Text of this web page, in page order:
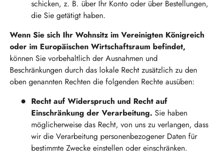
schicken, z. B. über Ihr Konto oder über Bestellungen,
die Sie getätigt haben.
Wenn Sie sich Ihr Wohnsitz im Vereinigten Königreich
oder im Europäischen Wirtschaftsraum befindet,
können Sie vorbehaltlich der Ausnahmen und
Beschränkungen durch das lokale Recht zusätzlich zu den
oben genannten Rechten die folgenden Rechte ausüben:
Recht auf Widerspruch und Recht auf
Einschränkung der Verarbeitung. Sie haben
möglicherweise das Recht, von uns zu verlangen, dass
wir die Verarbeitung personenbezogener Daten für
bestimmte Zwecke einstellen oder einschränken.